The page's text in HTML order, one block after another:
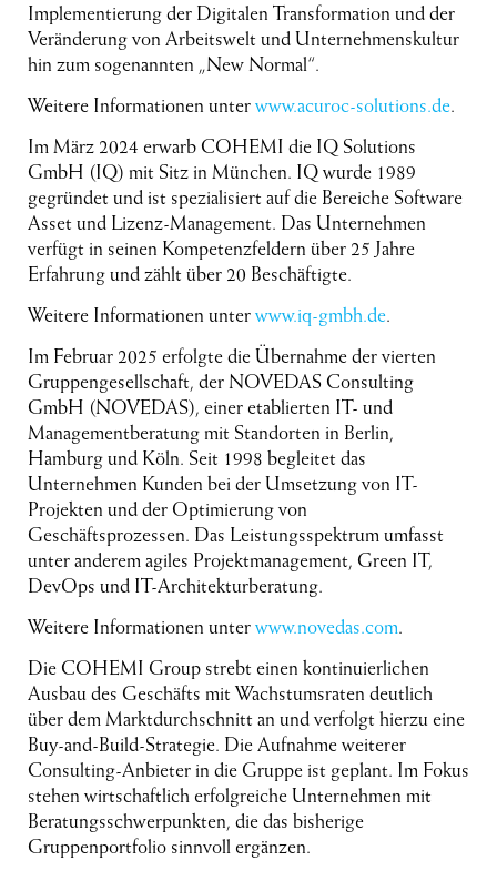
Implementierung der Digitalen Transformation und der
Veränderung von Arbeitswelt und Unternehmenskultur
hin zum sogenannten „New Normal“.
Weitere Informationen unterwww.acuroc-solutions.de.
Im März 2024 erwarb COHEMI die IQ Solutions
GmbH (IQ) mit Sitz in München. IQ wurde 1989
gegründet und ist spezialisiert auf die Bereiche Software
Asset und Lizenz-Management. Das Unternehmen
verfügt in seinen Kompetenzfeldern über 25 Jahre
Erfahrung und zählt über 20 Beschäftigte.
Weitere Informationen unterwww.iq-gmbh.de.
Im Februar 2025 erfolgte die Übernahme der vierten
Gruppengesellschaft, der NOVEDAS Consulting
GmbH (NOVEDAS), einer etablierten IT- und
Managementberatung mit Standorten in Berlin,
Hamburg und Köln. Seit 1998 begleitet das
Unternehmen Kunden bei der Umsetzung von IT-
Projekten und der Optimierung von
Geschäftsprozessen. Das Leistungsspektrum umfasst
unter anderem agiles Projektmanagement, Green IT,
DevOps und IT-Architekturberatung.
Weitere Informationen unterwww.novedas.com.
Die COHEMI Group strebt einen kontinuierlichen
Ausbau des Geschäfts mit Wachstumsraten deutlich
über dem Marktdurchschnitt an und verfolgt hierzu eine
Buy-and-Build-Strategie. Die Aufnahme weiterer
Consulting-Anbieter in die Gruppe ist geplant. Im Fokus
stehen wirtschaftlich erfolgreiche Unternehmen mit
Beratungsschwerpunkten, die das bisherige
Gruppenportfolio sinnvoll ergänzen.